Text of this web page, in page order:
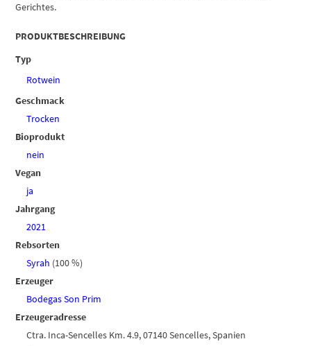
Gerichtes.
PRODUKTBESCHREIBUNG
Typ
Rotwein
Geschmack
Trocken
Bioprodukt
nein
Vegan
ja
Jahrgang
2021
Rebsorten
Syrah (100 %)
Erzeuger
Bodegas Son Prim
Erzeugeradresse
Ctra. Inca-Sencelles Km. 4.9, 07140 Sencelles, Spanien